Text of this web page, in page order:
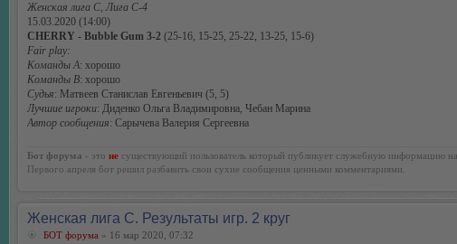
Женская лига С, Лига С-4
15.03.2020 (14:00)
CHERRY - Bubble Gum 3-2 (25-16, 15-25, 25-22, 13-25, 15-6)
Fair play:
Команды А: хорошо
Команды В: хорошо
Судья: Матвеев Станислав Евгеньевич (5, 5)
Лучшие игроки: Диденко Ольга Владимировна, Чебан Марина
Автор сообщения: Сарычева Валерия Сергеевна
Бот форума - это не существующий пользователь который публикует служебную информацию
Первого апреля бот решил разбавить свои сухие сообщения ценными комментариями.
Женская лига С. Результаты игр. 2 круг
БОТ форума » 16 мар 2020, 07:32